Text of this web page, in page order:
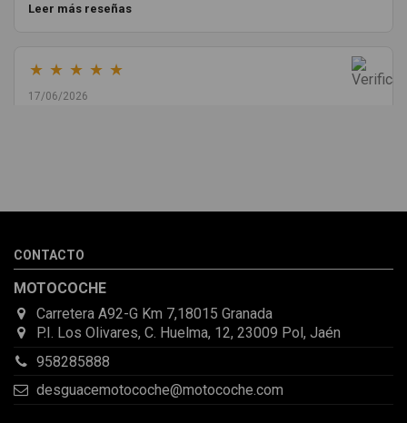
Leer más reseñas
★ ★ ★ ★ ★
17/06/2026
la pieza llegó correcta y bien embalada, además de llegarme 2
CONTACTO
MOTOCOCHE
Carretera A92-G Km 7,18015 Granada
P.I. Los Olivares, C. Huelma, 12, 23009 Pol, Jaén
958285888
desguacemotocoche@motocoche.com